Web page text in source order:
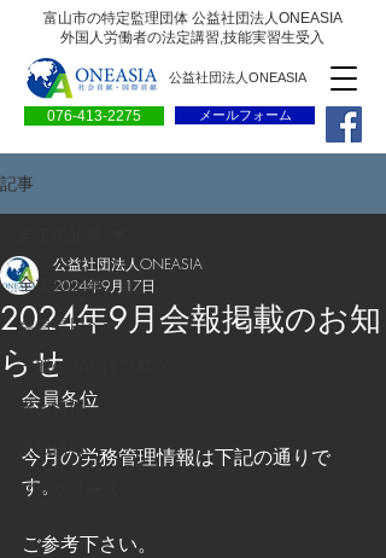
富山市の特定監理団体 公益社団法人ONEASIA
外国人労働者の法定講習,技能実習生受入
076-413-2275
公益社団法人ONEASIA
メールフォーム
記事
全ての記事
会員専用ページ
一般の方向けブログ
求人情報
求職情報
プレリリース
2024年9月会報掲載のお知
らせ
公益社団法人ONEASIA
2024年9月17日
会員各位
今月の労務管理情報は下記の通りで
す。
ご参考下さい。